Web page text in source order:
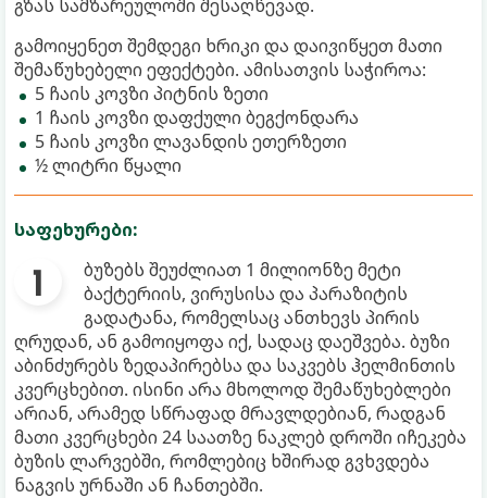
გზას სამზარეულოში შესაღწევად.
გამოიყენეთ შემდეგი ხრიკი და დაივიწყეთ მათი
შემაწუხებელი ეფექტები. ამისათვის საჭიროა:
5 ჩაის კოვზი პიტნის ზეთი
1 ჩაის კოვზი დაფქული ბეგქონდარა
5 ჩაის კოვზი ლავანდის ეთერზეთი
½ ლიტრი წყალი
საფეხურები:
ბუზებს შეუძლიათ 1 მილიონზე მეტი
ბაქტერიის, ვირუსისა და პარაზიტის
გადატანა, რომელსაც ანთხევს პირის
ღრუდან, ან გამოიყოფა იქ, სადაც დაეშვება. ბუზი
აბინძურებს ზედაპირებსა და საკვებს ჰელმინთის
კვერცხებით. ისინი არა მხოლოდ შემაწუხებლები
არიან, არამედ სწრაფად მრავლდებიან, რადგან
მათი კვერცხები 24 საათზე ნაკლებ დროში იჩეკება
ბუზის ლარვებში, რომლებიც ხშირად გვხვდება
ნაგვის ურნაში ან ჩანთებში.